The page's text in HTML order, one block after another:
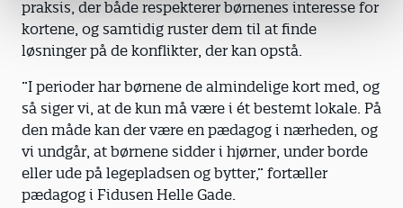
praksis, der både respekterer børnenes interesse for
kortene, og samtidig ruster dem til at finde
løsninger på de konflikter, der kan opstå.
”I perioder har børnene de almindelige kort med, og
så siger vi, at de kun må være i ét bestemt lokale. På
den måde kan der være en pædagog i nærheden, og
vi undgår, at børnene sidder i hjørner, under borde
eller ude på legepladsen og bytter,” fortæller
pædagog i Fidusen Helle Gade.